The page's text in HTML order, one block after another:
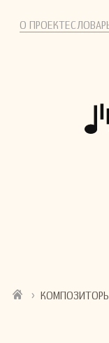
О ПРОЕКТЕ
›